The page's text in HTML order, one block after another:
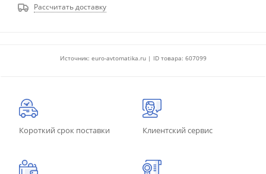
Рассчитать доставку
Источник: euro-avtomatika.ru | ID товара: 607099
Короткий срок поставки Клиентский сервис